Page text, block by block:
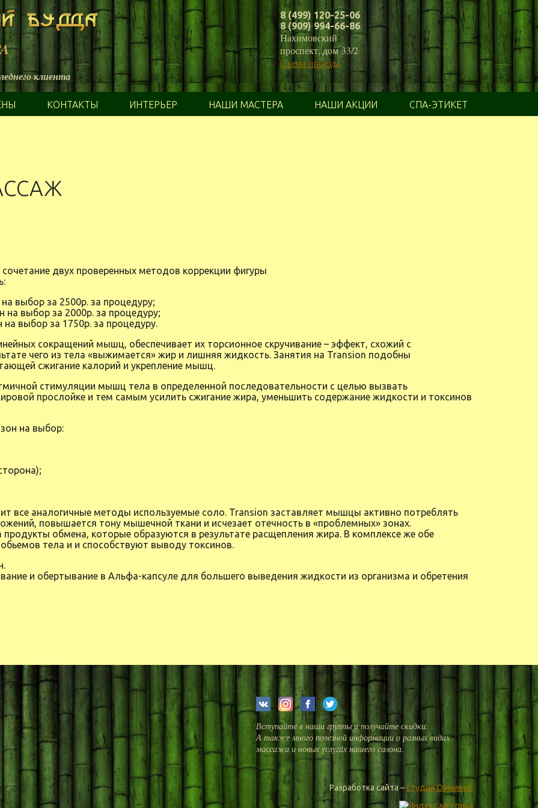
клиента
8 (499) 120-25-06
8 (909) 994-66-86
Нахимовский
проспект, дом 33/2
Схема проезда
КОНТАКТЫ ИНТЕРЬЕР НАШИ МАСТЕРА НАШИ АКЦИИ СПА-ЭТИКЕТ
двух проверенных методов коррекции фигуры
выбор за 2500р. за процедуру;
на выбор за 2000р. за процедуру;
выбор за 1750р. за процедуру.
сокращений мышц, обеспечивает их торсионное скручивание – эффект, схожий с
чего из тела «выжимается» жир и лишняя жидкость. Занятия на Transion подобны
сжигание калорий и укрепление мышц.
стимуляции мышц тела в определенной последовательности с целью вызвать
прослойке и тем самым усилить сжигание жира, уменьшить содержание жидкости и токсинов
на выбор:
все аналогичные методы используемые соло. Transion заставляет мышцы активно потреблять
повышается тону мышечной ткани и исчезает отечность в «проблемных» зонах.
обмена, которые образуются в результате расщепления жира. В комплексе же обе
тела и и способствуют выводу токсинов.
и обертывание в Альфа-капсуле для большего выведения жидкости из организма и обретения
Вступайте в наши группы и получайте скидки.
А также много полезной информации о разных видах
массажа и новых услугах нашего салона.
Разработка сайта – студия Омнивеб